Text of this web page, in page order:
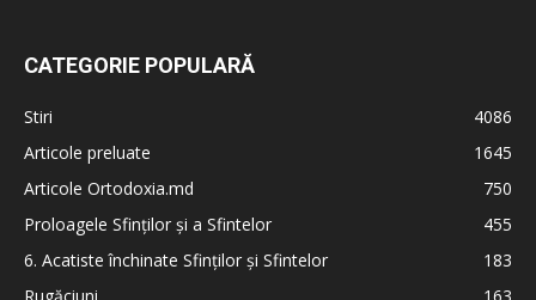
CATEGORIE POPULARĂ
Stiri
4086
Articole preluate
1645
Articole Ortodoxia.md
750
Proloagele Sfinților și a Sfintelor
455
6. Acatiste închinate Sfinților și Sfintelor
183